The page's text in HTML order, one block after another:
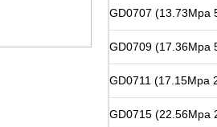
GD0707
GD0709
GD0711 (17.15Mpa
GD0715